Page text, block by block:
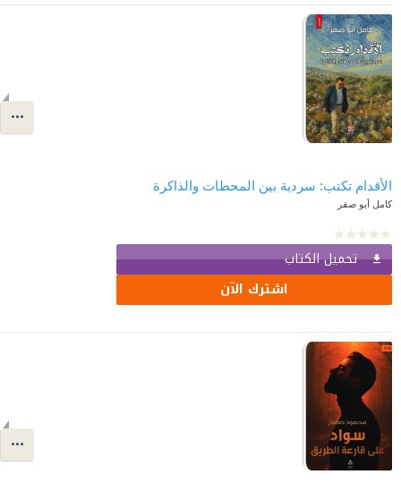
الأقدام تكتب: سردية بين المحطات والذاكرة
كامل أبو صقر
تحميل الكتاب
اشترك الآن